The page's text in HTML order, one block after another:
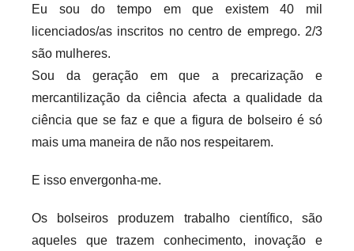
Eu sou do tempo em que existem 40 mil
licenciados/as inscritos no centro de emprego. 2/3
são mulheres.
Sou da geração em que a precarização e
mercantilização da ciência afecta a qualidade da
ciência que se faz e que a figura de bolseiro é só
mais uma maneira de não nos respeitarem.
E isso envergonha-me.
Os bolseiros produzem trabalho científico, são
aqueles que trazem conhecimento, inovação e